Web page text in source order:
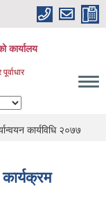
कार्यालय
कार्यविधि २०७७